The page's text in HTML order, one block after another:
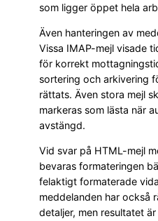
som ligger öppet hela
Även hanteringen av
Vissa IMAP-mejl visade
för korrekt
sortering och arkivering
rättats. Även stora mejl
markeras som lästa när
avstängd.
Vid svar på HTML-mejl
bevaras formateringen
felaktigt formaterade
meddelanden har också
detaljer, men resultatet